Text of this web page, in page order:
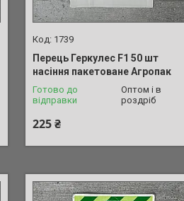
1739
Перець Геркулес F1 50 шт
насіння пакетоване Агропак
Готово до
відправки
Оптом і в
роздріб
225 ₴